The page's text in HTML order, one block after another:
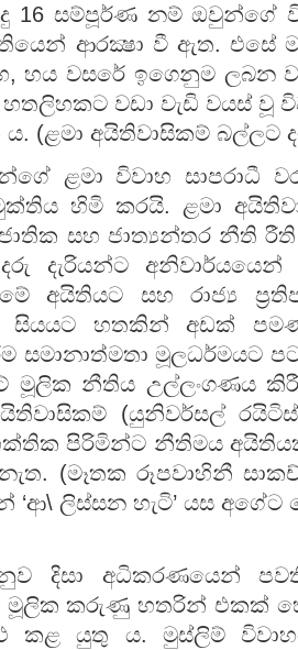
16 සම්පූර්ණ නම්
ආරක්‍ෂා වී ඇත. එසේ ම
හය වසරේ ඉගෙනුම ලබන
වඩා වැඩි වයස් වූ
(ළමා අයිතිවාසිකම් බල්ලට
ළමා විවාහ සාපරාධී
හිමි කරයි. ළමා
සහ ජාත්‍යන්තර නීති
දැරියන්ට
අයිතියට සහ රාජ්‍ය
සියයට හතකින් අඩක්
සමානාත්මතා මූලධර්මයට
මූලික නීතිය උල්ලංගණය
(යුනිවර්සල්
පිරිමින්ට නීතිමය
(මෑතක රූපවාහිනී
‘ආ\ ලිස්සන හැටි’ යස අගේට
දිසා අධිකරණයෙන්
මූලික කරුණු හතරින් එකක්
කළ යුතු ය. මුස්ලිම්